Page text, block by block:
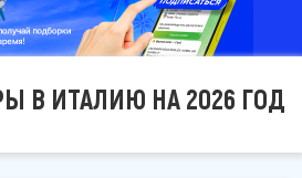
В ИТАЛИЮ НА 2026 ГОД